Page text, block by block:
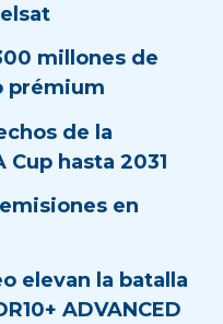
millones de
prémium
de la
Cup hasta 2031
en
elevan la batalla
ADVANCED